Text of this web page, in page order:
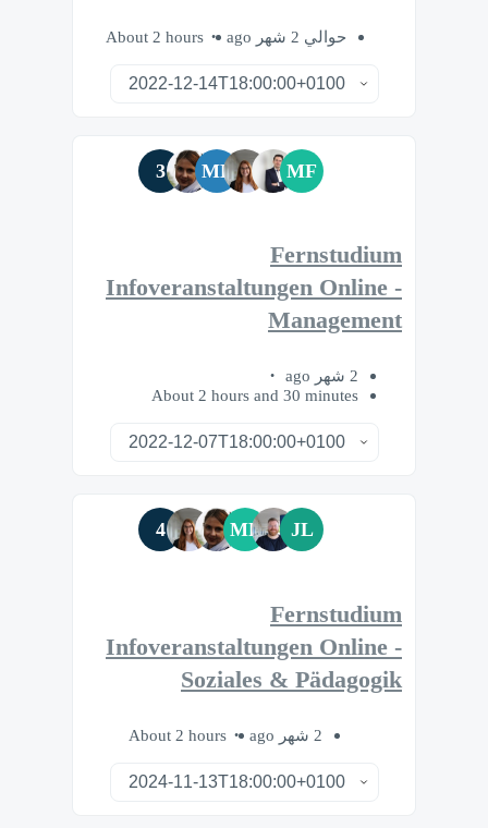
حوالي 2 شهر ago About 2 hours
MF
MB
3
Fernstudium
Infoveranstaltungen Online -
Management
2 شهر ago
About 2 hours and 30 minutes
JL
MF
4
Fernstudium
Infoveranstaltungen Online -
Soziales & Pädagogik
2 شهر ago About 2 hours